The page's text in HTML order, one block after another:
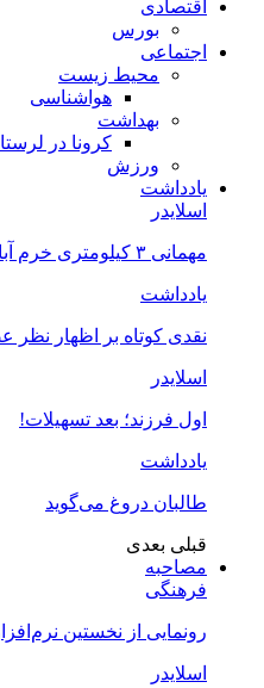
اقتصادی
بورس
اجتماعی
محیط زیست
هواشناسی
بهداشت
کرونا در
ورزش
یادداشت
اسلایدر
مهمانی ۳ کیلومتری خرم آباد؛ کاری بزرگ با چند نقد کوچک
یادداشت
نقدی کوتاه بر اظهار
اسلایدر
اول فرزند؛ بعد تسهیلات!
یادداشت
طالبان دروغ می‌گوید
قبلی بعدی
مصاحبه
فرهنگی
رونمایی از نخستین
اسلایدر